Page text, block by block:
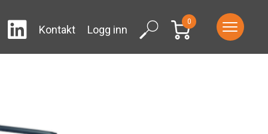
FacebookLinkedIn
Kontakt Logg inn Search
0